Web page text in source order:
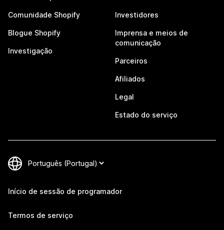
Comunidade Shopify
Blogue Shopify
Investigação
Investidores
Imprensa e meios de
comunicação
Parceiros
Afiliados
Legal
Estado do serviço
Início de sessão de programador
Termos de serviço